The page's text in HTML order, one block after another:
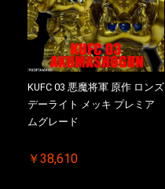
KUFC 03 悪魔将軍 原作 ロンズ
デーライト メッキ プレミア
ムグレード
￥38,610